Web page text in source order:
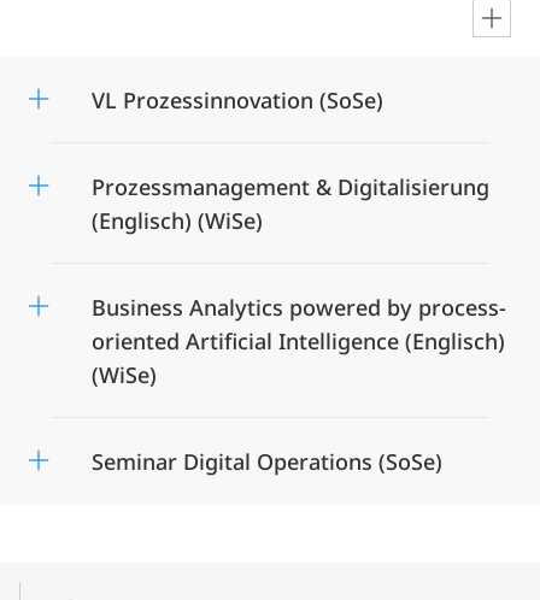
VL Prozessinnovation (SoSe)
Prozessmanagement & Digitalisierung
(Englisch) (WiSe)
Business Analytics powered by process-
oriented Artificial Intelligence (Englisch)
(WiSe)
Seminar Digital Operations (SoSe)